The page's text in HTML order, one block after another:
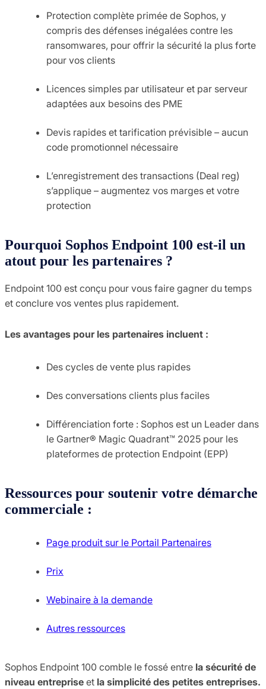
Protection complète primée de Sophos, y
compris des défenses inégalées contre les
ransomwares, pour offrir la sécurité la plus forte
pour vos clients
Licences simples par utilisateur et par serveur
adaptées aux besoins des PME
Devis rapides et tarification prévisible – aucun
code promotionnel nécessaire
L’enregistrement des transactions (Deal reg)
s’applique – augmentez vos marges et votre
protection
Pourquoi Sophos Endpoint 100 est-il un
atout pour les partenaires ?
Endpoint 100 est conçu pour vous faire gagner du temps
et conclure vos ventes plus rapidement.
Les avantages pour les partenaires incluent :
Des cycles de vente plus rapides
Des conversations clients plus faciles
Différenciation forte : Sophos est un Leader dans
le Gartner® Magic Quadrant™ 2025 pour les
plateformes de protection Endpoint (EPP)
Ressources pour soutenir votre démarche
commerciale :
Page produit sur le Portail Partenaires
Prix
Webinaire à la demande
Autres ressources
Sophos Endpoint 100 comble le fossé entre la sécurité de
niveau entreprise et la simplicité des petites entreprises.